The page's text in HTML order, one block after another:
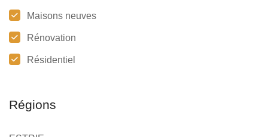
Maisons neuves
Rénovation
Résidentiel
Régions